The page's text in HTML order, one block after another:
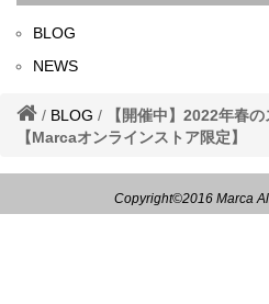
BLOG
NEWS
/ BLOG /
【開催中】2022年春
【Marcaオンラインストア限定】
Copyright©2016 Marca